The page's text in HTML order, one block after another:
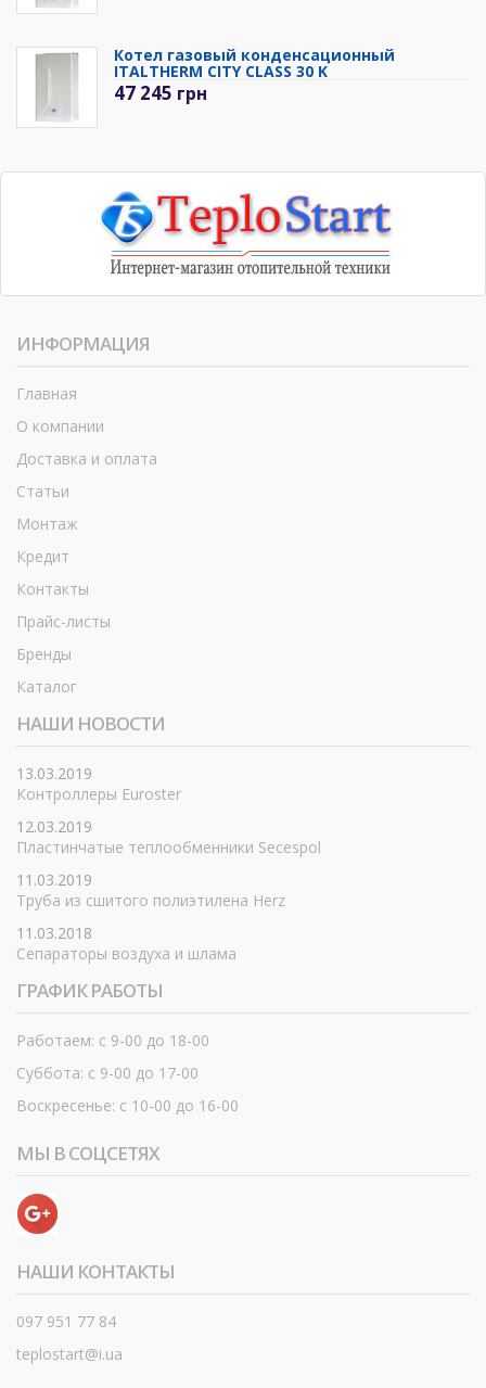
Котел газовый конденсационный
ITALTHERM CITY CLASS 30 K
47 245 грн
ИНФОРМАЦИЯ
Главная
О компании
Доставка и оплата
Статьи
Монтаж
Кредит
Контакты
Прайс-листы
Бренды
Каталог
НАШИ НОВОСТИ
13.03.2019
Контроллеры Euroster
12.03.2019
Пластинчатые теплообменники Secespol
11.03.2019
Труба из сшитого полиэтилена Herz
11.03.2018
Сепараторы воздуха и шлама
ГРАФИК РАБОТЫ
Работаем: с 9-00 до 18-00
Суббота: с 9-00 до 17-00
Воскресенье: с 10-00 до 16-00
МЫ В СОЦСЕТЯХ
НАШИ КОНТАКТЫ
097 951 77 84
teplostart@i.ua